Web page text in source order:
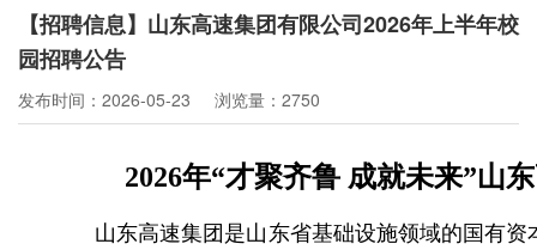
【招聘信息】山东高速集团有限公司2026年上半年校
园招聘公告
发布时间：2026-05-23 浏览量：2750
2026年“才聚齐鲁 成就未来”山
山东高速集团是山东省基础设施领域的国有资